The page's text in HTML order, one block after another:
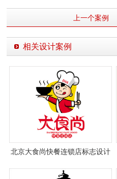
上一个案例
相关设计案例
北京大食尚快餐连锁店标志设计